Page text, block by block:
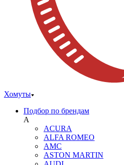
Хомуты
Подбор по брендам
A
ACURA
ALFA ROMEO
AMC
ASTON MARTIN